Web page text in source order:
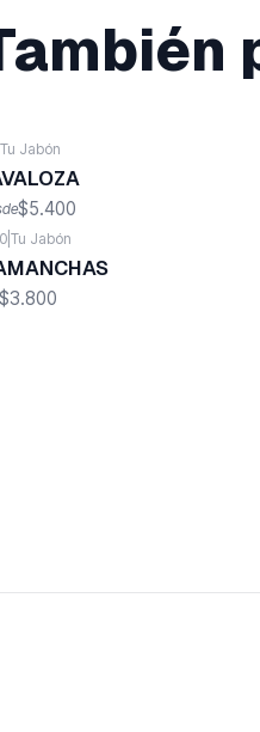
Tu Jabón
$5.400
| Tu Jabón
$3.800